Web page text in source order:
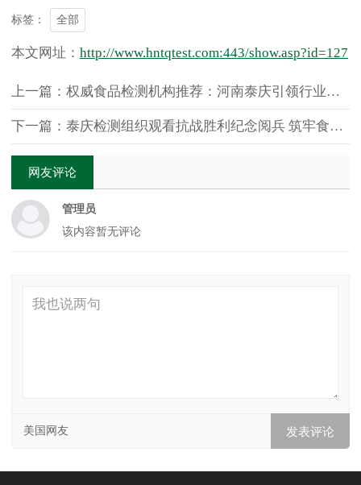
标签： 全部
本文网址： http://www.hntqtest.com:443/show.asp?id=127
上一篇：权威食品检测机构推荐：河南泰庆引领行业新标杆，打造智能化服务平台
下一篇：泰庆检测组织观看抗战胜利纪念阅兵 筑牢食品安全“钢铁长城”
网友评论
管理员
该内容暂无评论
美国网友